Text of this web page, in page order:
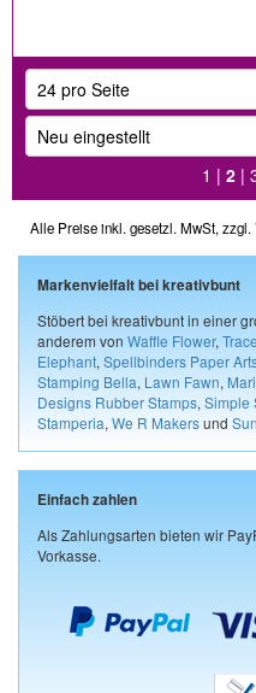
1 | 2 |
Alle Preise inkl. gesetzl. MwSt, zzgl.
Markenvielfalt bei kreativbunt
Stöbert bei kreativbunt in einer
anderem von Waffle Flower,
Elephant, Spellbinders Paper
Stamping Bella, Lawn Fawn,
Designs Rubber Stamps, Simple
Stamperia, We R Makersund
Einfach zahlen
Als Zahlungsarten bieten wir
Vorkasse.